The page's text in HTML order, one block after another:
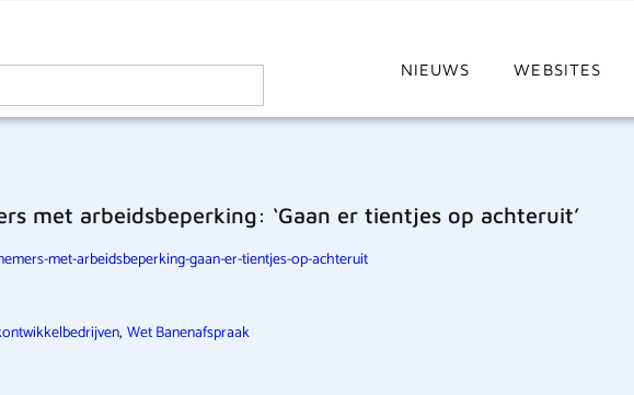
NIEUWS WEBSITES
met arbeidsbeperking: ‘Gaan er tientjes op achteruit’
met-arbeidsbeperking-gaan-er-tientjes-op-achteruit
, Wet Banenafspraak